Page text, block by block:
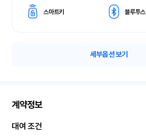
스마트키 블루투스
세부옵션 보기
계약정보
대여 조건